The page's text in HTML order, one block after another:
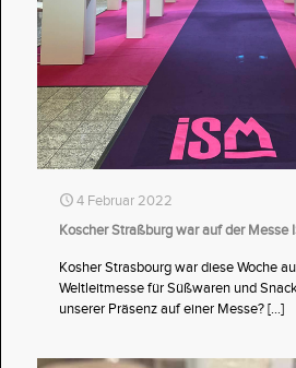
4 Februar 2022
Koscher Straßburg war auf der Messe
Kosher Strasbourg war diese Woche
Weltleitmesse für Süßwaren und
unserer Präsenz auf einer Messe?[…]